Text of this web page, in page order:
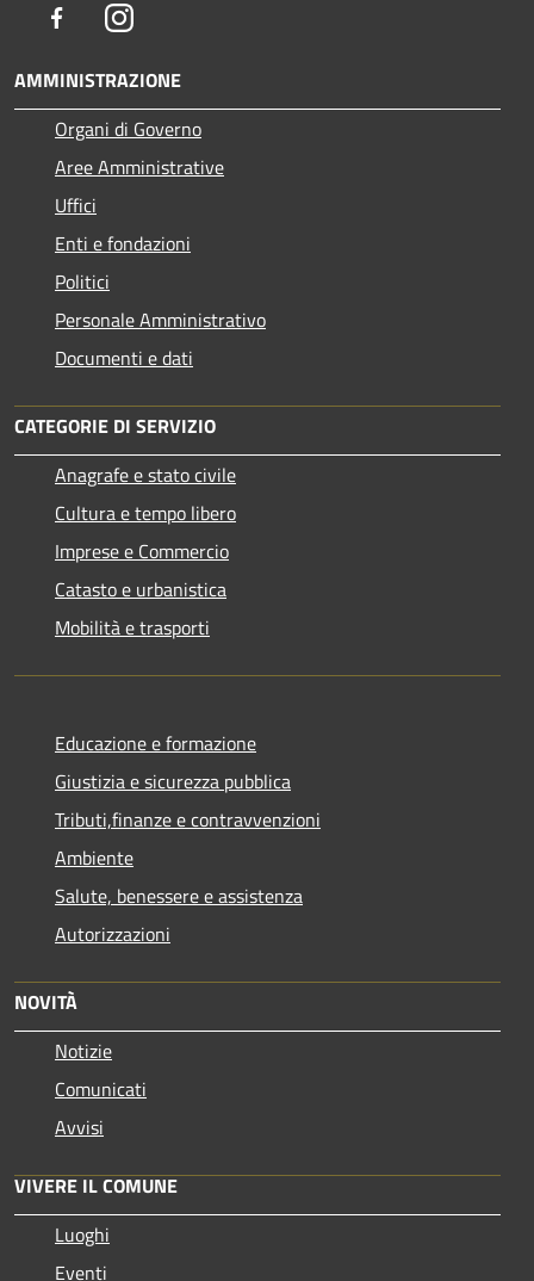
FacebookInstagram
AMMINISTRAZIONE
Organi di Governo
Aree Amministrative
Uffici
Enti e fondazioni
Politici
Personale Amministrativo
Documenti e dati
CATEGORIE DI SERVIZIO
Anagrafe e stato civile
Cultura e tempo libero
Imprese e Commercio
Catasto e urbanistica
Mobilità e trasporti
Educazione e formazione
Giustizia e sicurezza pubblica
Tributi,finanze e contravvenzioni
Ambiente
Salute, benessere e assistenza
Autorizzazioni
NOVITÀ
Notizie
Comunicati
Avvisi
VIVERE IL COMUNE
Luoghi
Eventi